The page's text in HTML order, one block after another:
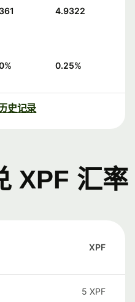
4.9322
% 0.25%
史记录
XPF 汇率
XPF
5 XPF